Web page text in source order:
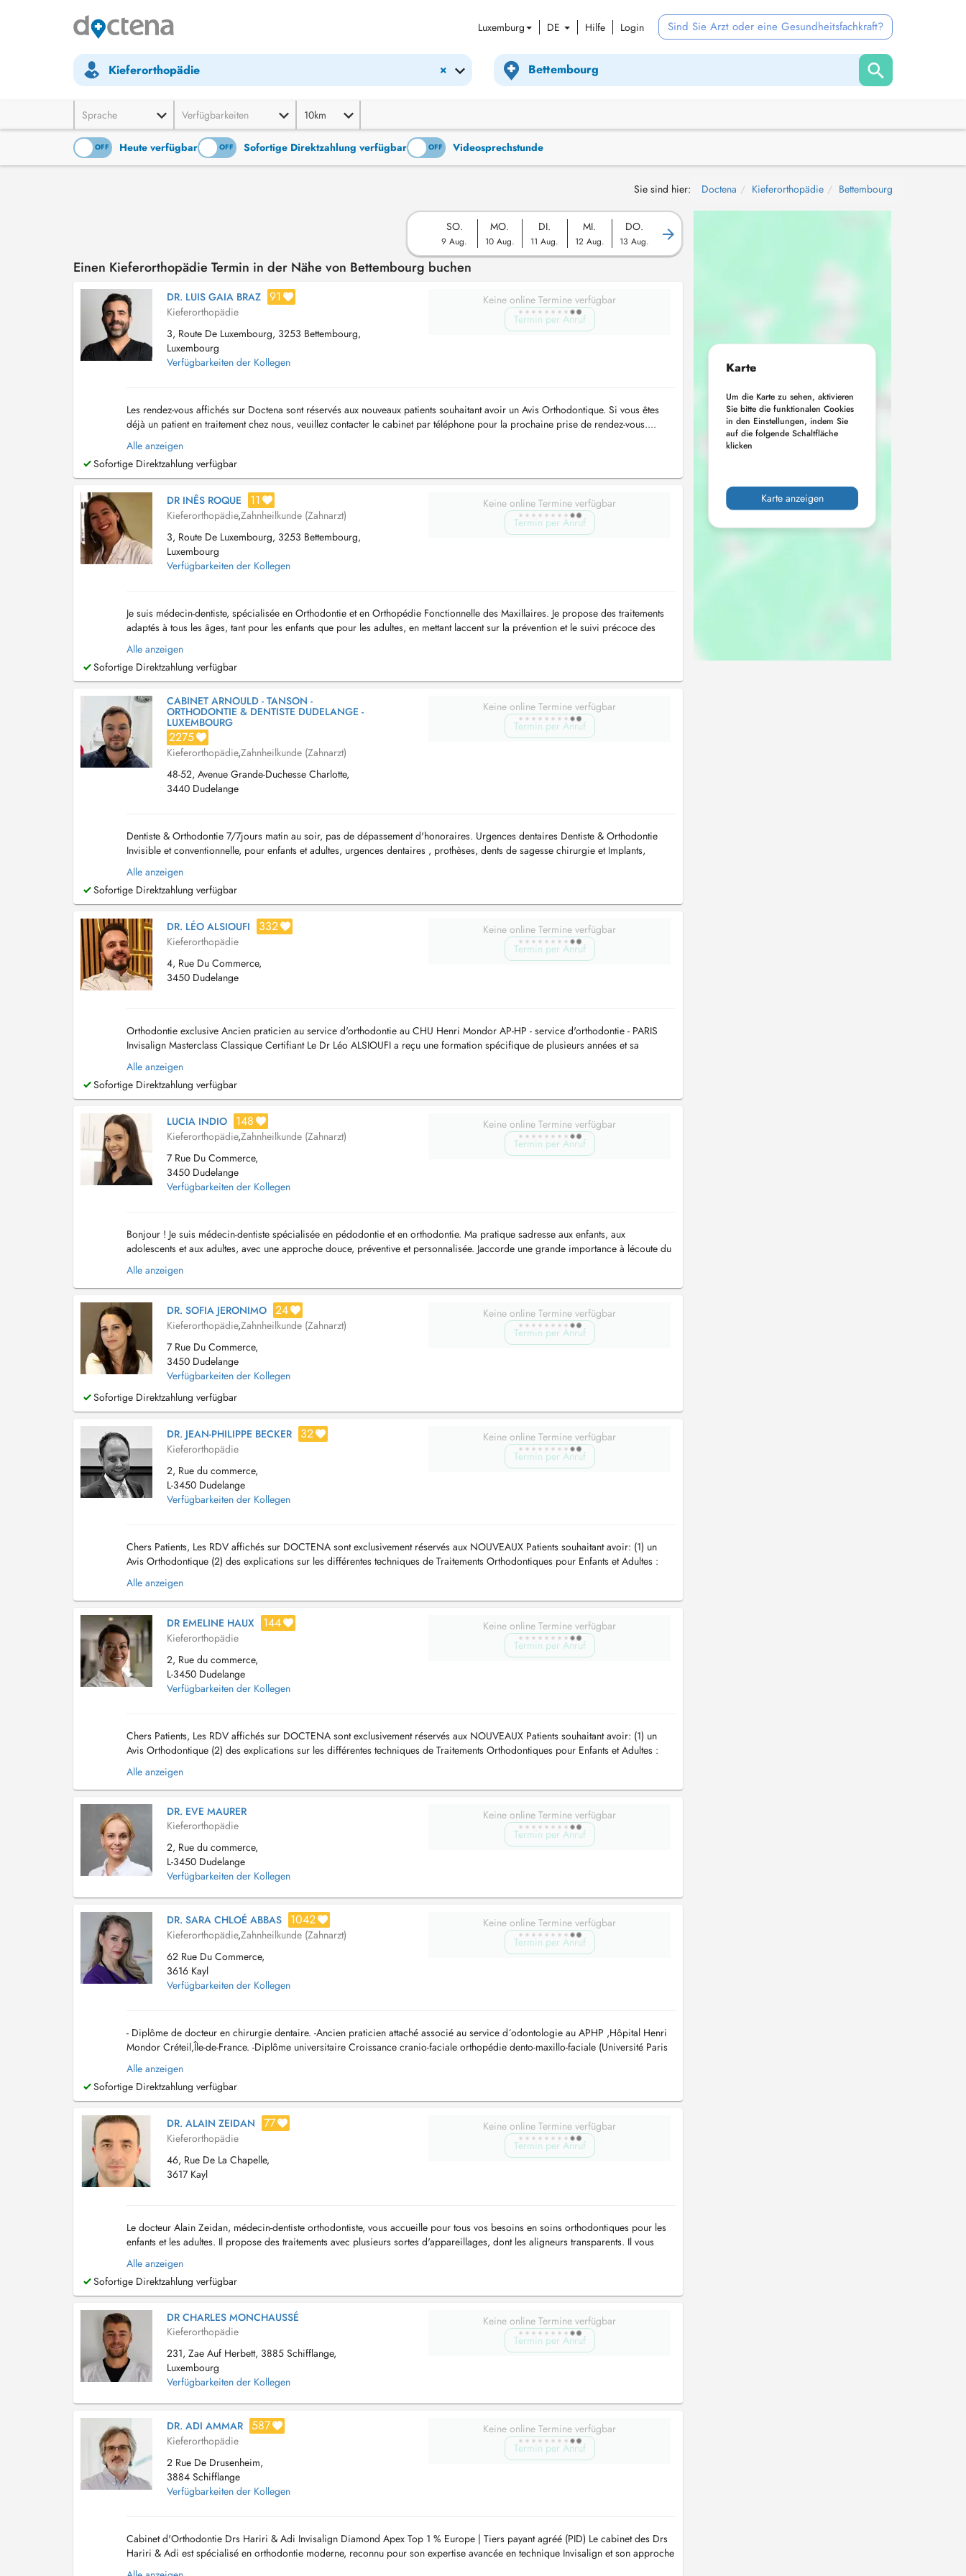
Luxemburg DE Hilfe Login Sind Sie Arzt oder eine Gesundheitsfachkraft?
×
Kieferorthopädie
Sprache Verfügbarkeiten 10km
OFF Heute verfügbar
ON OFF Sofortige Direktzahlung verfügbar
ON OFF Videosprechstunde
Sie sind hier: Doctena Kieferorthopädie Bettembourg
SO.
9 Aug.
MO.
10 Aug.
DI.
11 Aug.
MI.
12 Aug.
DO.
13 Aug.
Einen Kieferorthopädie Termin in der Nähe von Bettembourg buchen
DR. LUIS GAIA BRAZ 91
Kieferorthopädie
3, Route De Luxembourg, 3253 Bettembourg,
Luxembourg
Verfügbarkeiten der Kollegen
Keine online Termine verfügbar
Termin per Anruf
Les rendez-vous affichés sur Doctena sont réservés aux nouveaux patients souhaitant avoir un Avis Orthodontique. Si vous êtes
déjà un patient en traitement chez nous, veuillez contacter le cabinet par téléphone pour la prochaine prise de rendez-vous....
Alle anzeigen
Sofortige Direktzahlung verfügbar
DR INÊS ROQUE 11
Kieferorthopädie,Zahnheilkunde (Zahnarzt)
3, Route De Luxembourg, 3253 Bettembourg,
Luxembourg
Verfügbarkeiten der Kollegen
Keine online Termine verfügbar
Termin per Anruf
Je suis médecin-dentiste, spécialisée en Orthodontie et en Orthopédie Fonctionnelle des Maxillaires. Je propose des traitements
adaptés à tous les âges, tant pour les enfants que pour les adultes, en mettant laccent sur la prévention et le suivi précoce des
troubles dento-faciaux. Mon objectif es...
Alle anzeigen
Sofortige Direktzahlung verfügbar
CABINET ARNOULD - TANSON -
ORTHODONTIE & DENTISTE DUDELANGE -
LUXEMBOURG
2275
Kieferorthopädie,Zahnheilkunde (Zahnarzt)
48-52, Avenue Grande-Duchesse Charlotte,
3440 Dudelange
Keine online Termine verfügbar
Termin per Anruf
Dentiste & Orthodontie 7/7jours matin au soir, pas de dépassement d'honoraires. Urgences dentaires Dentiste & Orthodontie
Invisible et conventionnelle, pour enfants et adultes, urgences dentaires , prothèses, dents de sagesse chirurgie et Implants,
facettes dentaires esthétiques. Depuis +10ans au...
Alle anzeigen
Sofortige Direktzahlung verfügbar
DR. LÉO ALSIOUFI 332
Kieferorthopädie
4, Rue Du Commerce,
3450 Dudelange
Keine online Termine verfügbar
Termin per Anruf
Orthodontie exclusive Ancien praticien au service d'orthodontie au CHU Henri Mondor AP-HP - service d'orthodontie - PARIS
Invisalign Masterclass Classique Certifiant Le Dr Léo ALSIOUFI a reçu une formation spécifique de plusieurs années et sa
pratique quotidienne est exclusivement réservé...
Alle anzeigen
Sofortige Direktzahlung verfügbar
LUCIA INDIO 148
Kieferorthopädie,Zahnheilkunde (Zahnarzt)
7 Rue Du Commerce,
3450 Dudelange
Verfügbarkeiten der Kollegen
Keine online Termine verfügbar
Termin per Anruf
Bonjour ! Je suis médecin-dentiste spécialisée en pédodontie et en orthodontie. Ma pratique sadresse aux enfants, aux
adolescents et aux adultes, avec une approche douce, préventive et personnalisée. Jaccorde une grande importance à lécoute du
patient et de sa famille, afin de proposer des soi...
Alle anzeigen
DR. SOFIA JERONIMO 24
Kieferorthopädie,Zahnheilkunde (Zahnarzt)
7 Rue Du Commerce,
3450 Dudelange
Verfügbarkeiten der Kollegen
Keine online Termine verfügbar
Termin per Anruf
Sofortige Direktzahlung verfügbar
DR. JEAN-PHILIPPE BECKER 32
Kieferorthopädie
2, Rue du commerce,
L-3450 Dudelange
Verfügbarkeiten der Kollegen
Keine online Termine verfügbar
Termin per Anruf
Chers Patients, Les RDV affichés sur DOCTENA sont exclusivement réservés aux NOUVEAUX Patients souhaitant avoir: (1) un
Avis Orthodontique (2) des explications sur les différentes techniques de Traitements Orthodontiques pour Enfants et Adultes :
Visible (Brackets) et Invisible (Linguale, ...
Alle anzeigen
DR EMELINE HAUX 144
Kieferorthopädie
2, Rue du commerce,
L-3450 Dudelange
Verfügbarkeiten der Kollegen
Keine online Termine verfügbar
Termin per Anruf
Chers Patients, Les RDV affichés sur DOCTENA sont exclusivement réservés aux NOUVEAUX Patients souhaitant avoir: (1) un
Avis Orthodontique (2) des explications sur les différentes techniques de Traitements Orthodontiques pour Enfants et Adultes :
Visible (Brackets) et Invisible (Linguale, In...
Alle anzeigen
DR. EVE MAURER
Kieferorthopädie
2, Rue du commerce,
L-3450 Dudelange
Verfügbarkeiten der Kollegen
Keine online Termine verfügbar
Termin per Anruf
DR. SARA CHLOÉ ABBAS 1042
Kieferorthopädie,Zahnheilkunde (Zahnarzt)
62 Rue Du Commerce,
3616 Kayl
Verfügbarkeiten der Kollegen
Keine online Termine verfügbar
Termin per Anruf
- Diplôme de docteur en chirurgie dentaire. -Ancien praticien attaché associé au service d´odontologie au APHP ,Hôpital Henri
Mondor Créteil,Île-de-France. -Diplôme universitaire Croissance cranio-faciale orthopédie dento-maxillo-faciale (Université Paris
V Descartes). -Certificat d'étude supérie...
Alle anzeigen
Sofortige Direktzahlung verfügbar
DR. ALAIN ZEIDAN 77
Kieferorthopädie
46, Rue De La Chapelle,
3617 Kayl
Keine online Termine verfügbar
Termin per Anruf
Le docteur Alain Zeidan, médecin-dentiste orthodontiste, vous accueille pour tous vos besoins en soins orthodontiques pour les
enfants et les adultes. Il propose des traitements avec plusieurs sortes d'appareillages, dont les aligneurs transparents. Il vous
reçoit également pour les troubles fonct...
Alle anzeigen
Sofortige Direktzahlung verfügbar
DR CHARLES MONCHAUSSÉ
Kieferorthopädie
231, Zae Auf Herbett, 3885 Schifflange,
Luxembourg
Verfügbarkeiten der Kollegen
Keine online Termine verfügbar
Termin per Anruf
DR. ADI AMMAR 587
Kieferorthopädie
2 Rue De Drusenheim,
3884 Schifflange
Verfügbarkeiten der Kollegen
Keine online Termine verfügbar
Termin per Anruf
Cabinet d'Orthodontie Drs Hariri & Adi Invisalign Diamond Apex Top 1 % Europe | Tiers payant agréé (PID) Le cabinet des Drs
Hariri & Adi est spécialisé en orthodontie moderne, reconnu pour son expertise avancée en technique Invisalign et son approche
personnalisée du soin. Nous accueillons les pa...
Karte
Um die Karte zu sehen, aktivieren
Sie bitte die funktionalen Cookies
in den Einstellungen, indem Sie
auf die folgende Schaltfläche
klicken
Karte anzeigen